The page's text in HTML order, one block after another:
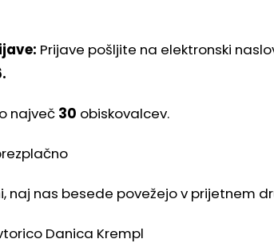
Prijave pošljite na elektronski
največ 30 obiskovalcev.
naj nas besede povežejo v prijetnem
Danica Krempl